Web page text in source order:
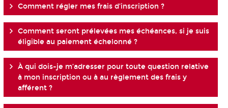
Comment régler mes frais d’inscription ?
Comment seront prélevées mes échéances, si je suis
éligible au paiement échelonné ?
À qui dois-je m’adresser pour toute question relative
à mon inscription ou à au règlement des frais y
afférent ?